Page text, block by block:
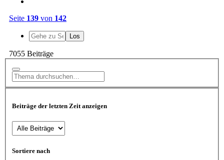
Seite 139 von 142
7055 Beiträge
Beiträge der letzten Zeit anzeigen
Sortiere nach